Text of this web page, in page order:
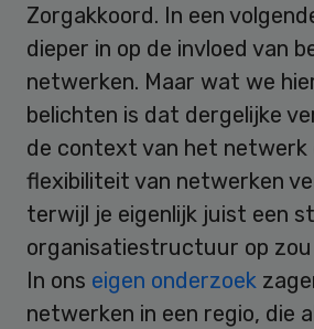
Zorgakkoord. In een
dieper in op de invloed van
netwerken. Maar wat we
belichten is dat dergelijke
de context van het netwerk
flexibiliteit van netwerken
terwijl je eigenlijk juist een
organisatiestructuur op zou
In ons eigen onderzoek
netwerken in een regio, die